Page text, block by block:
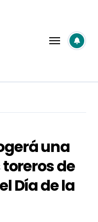
una
de
Día de la